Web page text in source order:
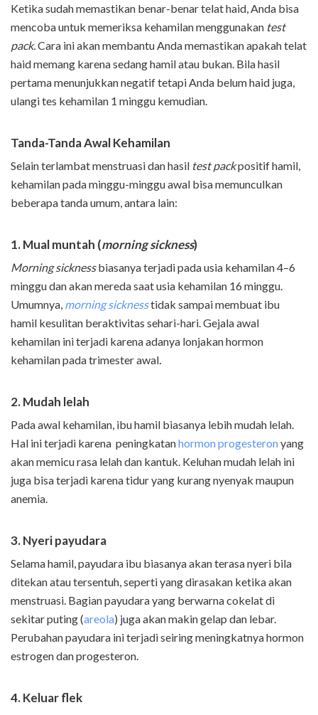
Ketika sudah memastikan benar-benar telat haid, Anda bisa
mencoba untuk memeriksa kehamilan menggunakan test
pack. Cara ini akan membantu Anda memastikan apakah telat
haid memang karena sedang hamil atau bukan. Bila hasil
pertama menunjukkan negatif tetapi Anda belum haid juga,
ulangi tes kehamilan 1 minggu kemudian.
Tanda-Tanda Awal Kehamilan
Selain terlambat menstruasi dan hasil test packpositif hamil,
kehamilan pada minggu-minggu awal bisa memunculkan
beberapa tanda umum, antara lain:
1. Mual muntah (morning sickness)
Morning sicknessbiasanya terjadi pada usia kehamilan 4–6
minggu dan akan mereda saat usia kehamilan 16 minggu.
Umumnya, morning sicknesstidak sampai membuat ibu
hamil kesulitan beraktivitas sehari-hari. Gejala awal
kehamilan ini terjadi karena adanya lonjakan hormon
kehamilan pada trimester awal
2. Mudah lelah
Pada awal kehamilan, ibu hamil biasanya lebih mudah lelah.
Hal ini terjadi karena peningkatanhormon progesteronyang
akan memicu rasa lelah dan kantuk. Keluhan mudah lelah ini
juga bisa terjadi karena tidur yang kurang nyenyak maupun
anemia.
3. Nyeri payudara
Selama hamil, payudara ibu biasanya akan terasa nyeri bila
ditekan atau tersentuh, seperti yang dirasakan ketika akan
menstruasi. Bagian payudara yang berwarna cokelat di
sekitar puting (areola) juga akan makin gelap dan lebar.
Perubahan payudara ini terjadi seiring meningkatnya hormon
estrogen dan progesteron.
4. Keluar flek